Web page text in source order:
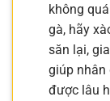
không
gà, hãy
săn lại,
giúp nhân
được lâu